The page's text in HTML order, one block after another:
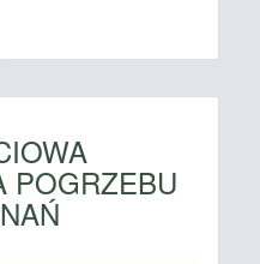
POGRZEBU